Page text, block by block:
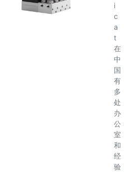
i
c
a
t
在
中
国
有
多
处
办
公
室
和
经
验